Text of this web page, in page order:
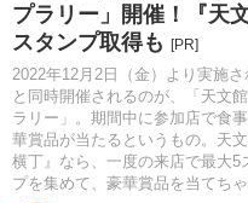
プラリー」開催！『天
スタンプ取得も [PR]
2022年12月2日（金）より実施
と同時開催されるのが、「天文
ラリー」。期間中に参加店で食
華賞品が当たるというもの。天
横丁』なら、一度の来店で最大
プを集めて、豪華賞品を当てちゃ